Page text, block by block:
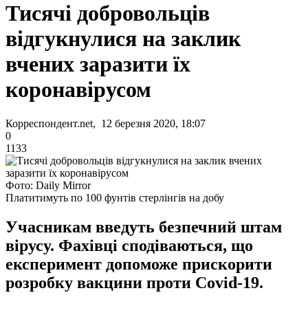
Тисячі добровольців
відгукнулися на заклик
вчених заразити їх
коронавірусом
Корреспондент.net, 12 березня 2020, 18:07
0
1133
Фото: Daily Mirror
Платитимуть по 100 фунтів стерлінгів на добу
Учасникам введуть безпечний штам
вірусу. Фахівці сподіваються, що
експеримент допоможе прискорити
розробку вакцини проти Covid-19.